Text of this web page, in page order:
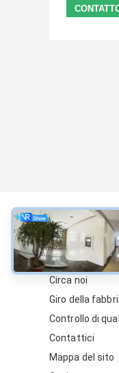
circa
Circa noi
Giro della
Controllo di
Contattici
Mappa del sito